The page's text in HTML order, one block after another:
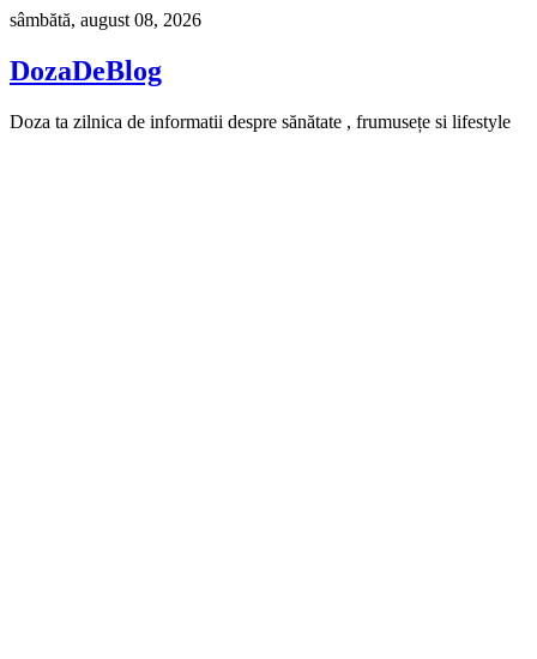
Skip
content
sâmbătă, august 08, 2026
DozaDeBlog
Doza ta zilnica de informatii despre sănătate , frumusețe si lifestyle